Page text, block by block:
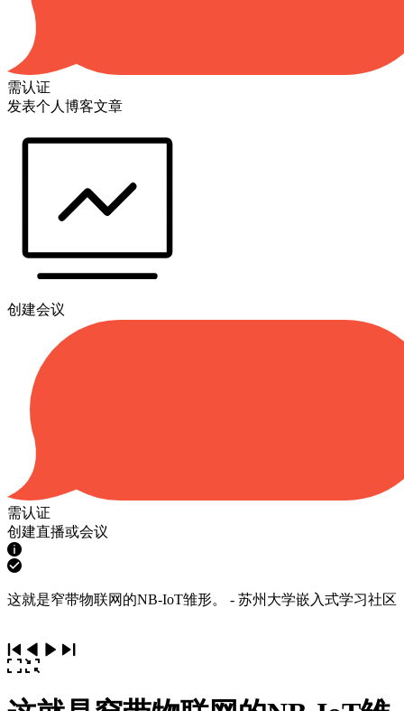
需认证
发表个人博客文章
创建会议
需认证
创建直播或会议
这就是窄带物联网的NB-IoT雏形。 - 苏州大学嵌入式学习社区